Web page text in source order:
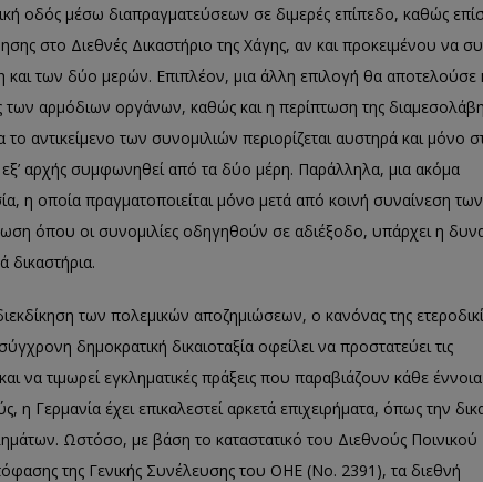
οδός μέσω διαπραγματεύσεων σε διμερές επίπεδο, καθώς
στο Διεθνές Δικαστήριο της Χάγης, αν καιπροκειμένου να
και των δύο μερών. Επιπλέον, μια άλλη επιλογή θα αποτελούσε
των αρμόδιων οργάνων, καθώς και η περίπτωση της
το αντικείμενο των συνομιλιών περιορίζεται αυστηρά και μόνο
εξ’ αρχής συμφωνηθεί από τα δύο μέρη. Παράλληλα, μια ακόμα
η οποία πραγματοποιείται μόνο μετά από κοινή συναίνεση
όπου οι συνομιλίες οδηγηθούν σε αδιέξοδο, υπάρχει η
δικαστήρια.
των πολεμικών αποζημιώσεων, ο κανόνας της
δημοκρατική δικαιοταξία οφείλει να προστατεύει τις
να τιμωρεί εγκληματικές πράξεις που παραβιάζουν κάθε έννοια
, η Γερμανία έχει επικαλεστεί αρκετά επιχειρήματα, όπως την
Ωστόσο, με βάση το καταστατικό του Διεθνούς Ποινικού
της Γενικής Συνέλευσης του ΟΗΕ (No. 2391), τα διεθνή